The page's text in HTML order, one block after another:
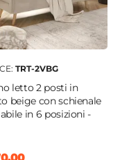
TRT-2VBG
letto 2 posti in
beige con schienale
in 6 posizioni -